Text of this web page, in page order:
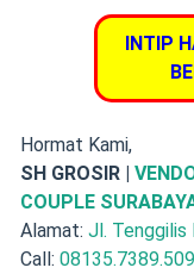
INTIP
Hormat Kami,
SH GROSIR |
COUPLE
Alamat: Jl. Tenggilis
Call: 08135.7389.509